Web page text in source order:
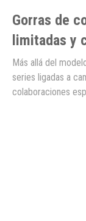
Gorras de
limitadas y
Más allá del
series ligadas a
colaboraciones